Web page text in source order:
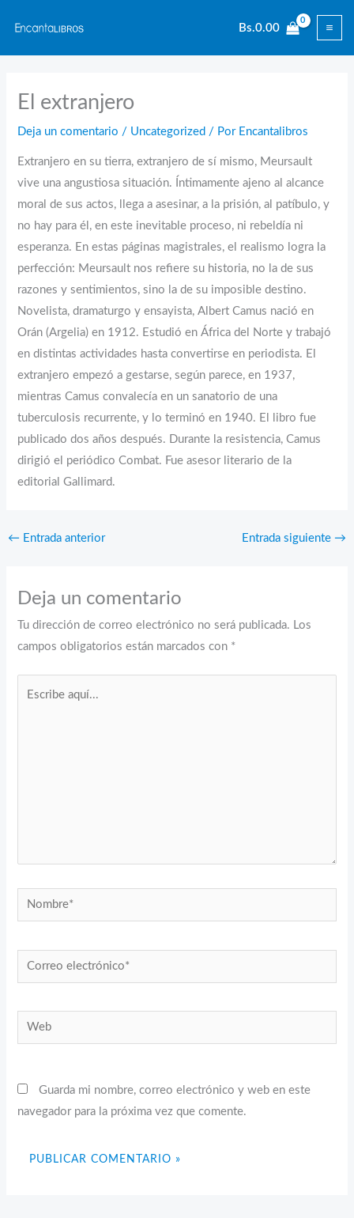
contenido
Bs.0.00
El extranjero
Deja un comentario / Uncategorized / Por Encantalibros
Extranjero en su tierra, extranjero de sí mismo, Meursault
vive una angustiosa situación. Íntimamente ajeno al alcance
moral de sus actos, llega a asesinar, a la prisión, al patíbulo, y
no hay para él, en este inevitable proceso, ni rebeldía ni
esperanza. En estas páginas magistrales, el realismo logra la
perfección: Meursault nos refiere su historia, no la de sus
razones y sentimientos, sino la de su imposible destino.
Novelista, dramaturgo y ensayista, Albert Camus nació en
Orán (Argelia) en 1912. Estudió en África del Norte y trabajó
en distintas actividades hasta convertirse en periodista. El
extranjero empezó a gestarse, según parece, en 1937,
mientras Camus convalecía en un sanatorio de una
tuberculosis recurrente, y lo terminó en 1940. El libro fue
publicado dos años después. Durante la resistencia, Camus
dirigió el periódico Combat. Fue asesor literario de la
editorial Gallimard.
← Entrada anterior Entrada siguiente →
Deja un comentario
Tu dirección de correo electrónico no será publicada. Los
campos obligatorios están marcados con *
Nombre*
Correo
electrónico*
Web
Guarda mi nombre, correo electrónico y web en este
navegador para la próxima vez que comente.